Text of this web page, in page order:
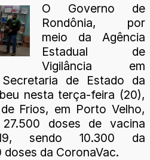
O Governo de
Rondônia, por
meio da Agência
Estadual de
Vigilância em
de Estado da
nesta terça-feira (20),
Frios, em Porto Velho,
doses de vacina
sendo 10.300 da
doses da CoronaVac.